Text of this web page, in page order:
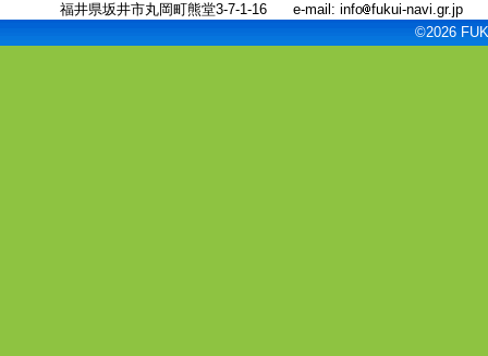
福井県坂井市丸岡町熊堂3-7-1-16
e-mail: info fukui-navi.gr.jp
©2026